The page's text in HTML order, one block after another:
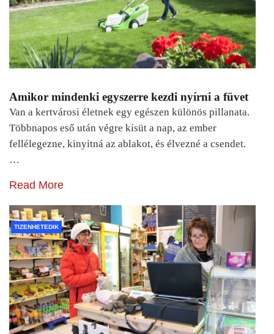
Amikor mindenki egyszerre kezdi nyírni a füvet
Van a kertvárosi életnek egy egészen különös pillanata.
Többnapos eső után végre kisüt a nap, az ember
fellélegezne, kinyitná az ablakot, és élvezné a csendet.
…
Read More
TIZENHETEDIK